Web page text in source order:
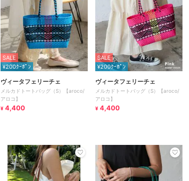
SALE
¥200ｸｰﾎﾟﾝ
ヴィータフェリーチェ
メルカドトートバッグ（S）【aroco/
アロコ】
¥ 4,400
SALE
¥200ｸｰﾎﾟﾝ
ヴィータフェリーチェ
メルカドトートバッグ（S）【aroco/
アロコ】
¥ 4,400